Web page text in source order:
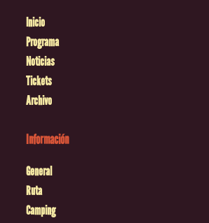
Inicio
Programa
Noticias
Tickets
Archivo
Información
General
Ruta
Camping